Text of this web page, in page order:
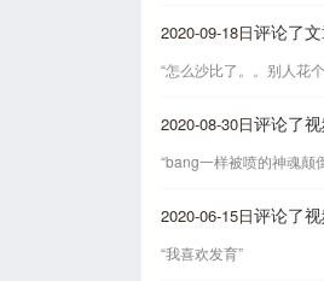
2020-09-18日评论了
“怎么沙比了。。别人花
2020-08-30日评论了视
“bang一样被喷的神魂颠
2020-06-15日评论了视
“我喜欢发育”